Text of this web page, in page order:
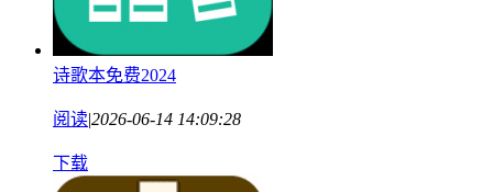
诗歌本免费2024
阅读|2026-06-14 14:09:28
下载